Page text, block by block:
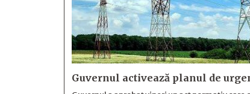
Guvernul activează planul de